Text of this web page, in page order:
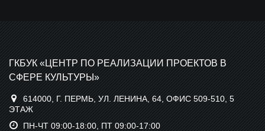
ГКБУК «ЦЕНТР ПО РЕАЛИЗАЦИИ ПРОЕКТОВ В
СФЕРЕ КУЛЬТУРЫ»
614000, Г. ПЕРМЬ, УЛ. ЛЕНИНА, 64, ОФИС 509-510, 5
ЭТАЖ
ПН-ЧТ 09:00-18:00, ПТ 09:00-17:00